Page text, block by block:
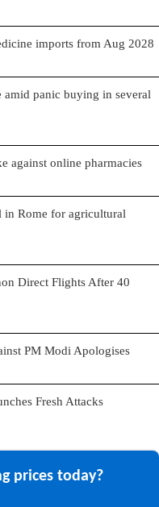
imports from Aug 2028
amid panic buying in several
against online pharmacies
Rome for agricultural
Direct Flights After 40
PM Modi Apologises
Fresh Attacks
prices today?